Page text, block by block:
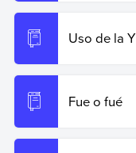
Uso de la Y
Fue o fué